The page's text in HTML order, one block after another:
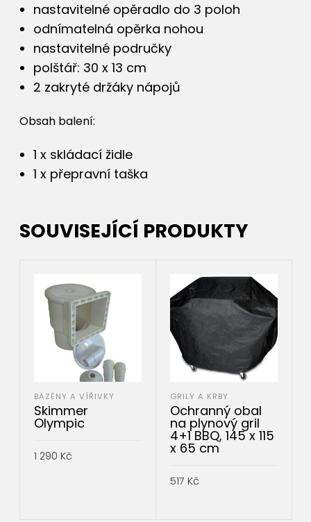
nastavitelné opěradlo do 3 poloh
odnímatelná opěrka nohou
nastavitelné područky
polštář: 30 x 13 cm
2 zakryté držáky nápojů
Obsah balení:
1 x skládací židle
1 x přepravní taška
SOUVISEJÍCÍ PRODUKTY
BAZÉNY A VÍŘIVKY
Skimmer
Olympic
1 290 Kč
GRILY A KRBY
Ochranný obal
na plynový gril
4+1 BBQ, 145 x 115
x 65 cm
517 Kč